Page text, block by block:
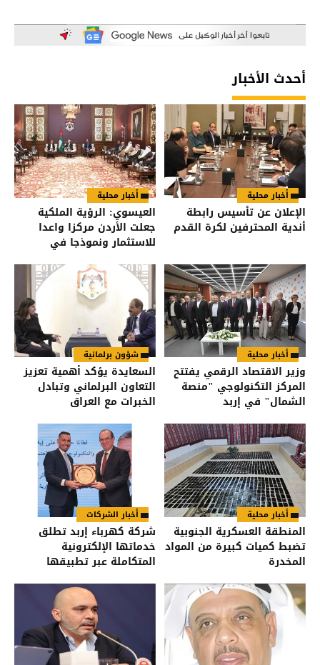
أحدث الأخبار
أخبار محلية
الإعلان عن تأسيس رابطة
أندية المحترفين لكرة القدم
أخبار محلية
العيسوي: الرؤية الملكية
جعلت الأردن مركزا واعدا
للاستثمار ونموذجا في
أخبار محلية
وزير الاقتصاد الرقمي يفتتح
المركز التكنولوجي "منصة
الشمال" في إربد
شؤون برلمانية
السعايدة يؤكد أهمية تعزيز
التعاون البرلماني وتبادل
الخبرات مع العراق
أخبار محلية
المنطقة العسكرية الجنوبية
تضبط كميات كبيرة من المواد
المخدرة
أخبار الشركات
شركة كهرباء إربد تطلق
خدماتها الإلكترونية
المتكاملة عبر تطبيقها